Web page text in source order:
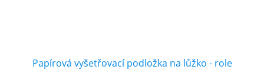
Papírová vyšetřovací podložka na lůžko - role